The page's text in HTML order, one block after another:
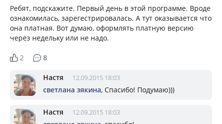
Ребят, подскажите. Первый день в этой программе. Вроде
ознакомилась, зарегестрировалась. А тут оказывается что
она платная. Вот думаю, оформлять платную версию
через недельку или не надо.
2 8
Настя 12.09.2015 18:03
светлана зякина, Спасибо! Подумаю)))
Настя 12.09.2015 18:03